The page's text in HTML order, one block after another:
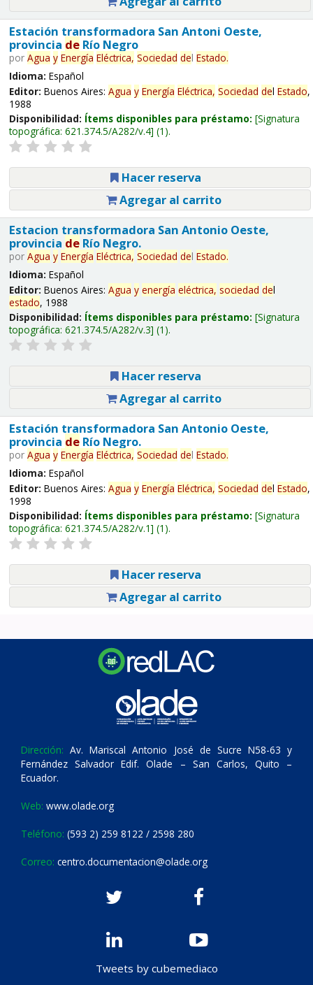
Estación transformadora San Antoni Oeste,
provincia deRío Negro
por Agua y Energía Eléctrica, Sociedad del Estado.
Idioma: Español
Editor: Buenos Aires: Agua y Energía Eléctrica, Sociedad del Estado,
1988
Disponibilidad: Ítems disponibles para préstamo: Signatura
topográfica: 621.374.5/A282/v.4 (1).
Hacer reserva
Agregar al carrito
Estacion transformadora San Antonio Oeste,
provincia deRío Negro.
por Agua y Energía Eléctrica, Sociedad del Estado.
Idioma: Español
Editor: Buenos Aires: Agua y energía eléctrica, sociedad del
estado, 1988
Disponibilidad: Ítems disponibles para préstamo: Signatura
topográfica: 621.374.5/A282/v.3 (1).
Hacer reserva
Agregar al carrito
Estación transformadora San Antonio Oeste,
provincia deRío Negro.
por Agua y Energía Eléctrica, Sociedad del Estado.
Idioma: Español
Editor: Buenos Aires: Agua y Energía Eléctrica, Sociedad del Estado,
1998
Disponibilidad: Ítems disponibles para préstamo: Signatura
topográfica: 621.374.5/A282/v.1 (1).
Hacer reserva
Agregar al carrito
Dirección: Av. Mariscal Antonio José de Sucre N58-63 y
Fernández Salvador Edif. Olade – San Carlos, Quito –
Ecuador.
Web: www.olade.org
Teléfono: (593 2) 259 8122 / 2598 280
Correo: centro.documentacion@olade.org
Tweets by cubemediaco